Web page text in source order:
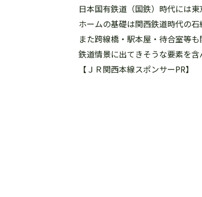
日本国有鉄道（国鉄）時代には
ホームの基礎は関西鉄道時代の石
また跨線橋・駅本屋・待合室等も
鉄道情景に出てきそうな要素を含
【ＪＲ関西本線スポンサーPR】